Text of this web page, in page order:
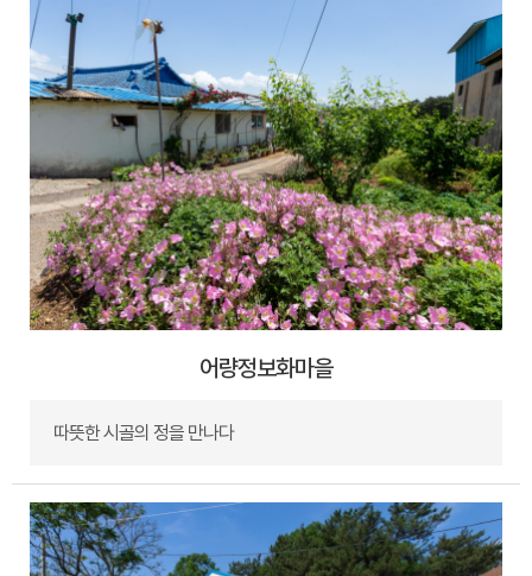
어량정보화마을
따뜻한 시골의 정을 만나다